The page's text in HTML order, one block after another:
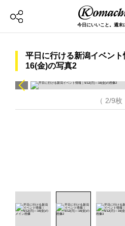
今日にいいこと。週末
平日に行ける新潟イベント
16(金)の写真2
（ 2/9枚